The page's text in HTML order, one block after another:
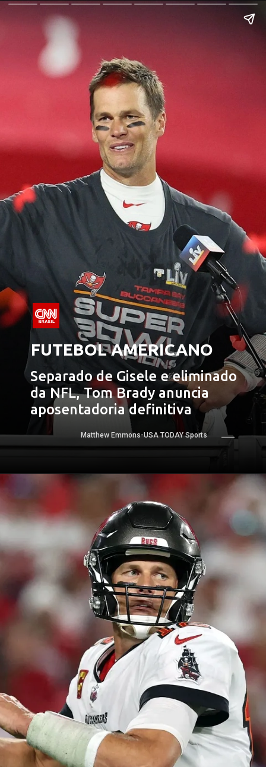
FUTEBOL AMERICANO
Separado de Gisele e eliminado
da NFL, Tom Brady anuncia
aposentadoria definitiva
Matthew Emmons-USA TODAY Sports